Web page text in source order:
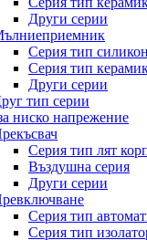
Други серии
Серия тип
Серия тип
Други серии
тип серии
ниско напрежение
Серия тип лят
Въздушна серия
Други серии
Серия тип
Серия тип